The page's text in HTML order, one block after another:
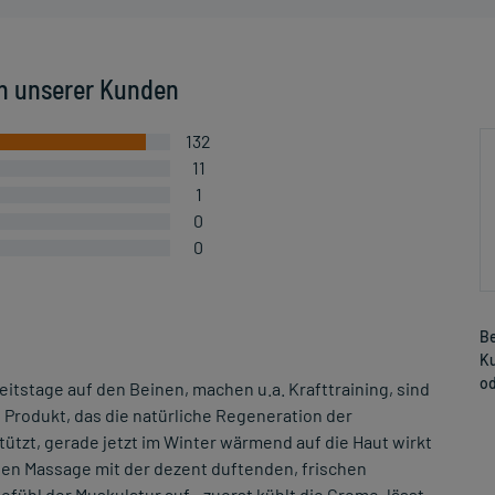
unserer Kunden
132
11
1
0
0
auf den Beinen, machen u.a. Krafttraining, sind
das die natürliche Regeneration der
gerade jetzt im Winter wärmend auf die Haut wirkt
Massage mit der dezent duftenden, frischen